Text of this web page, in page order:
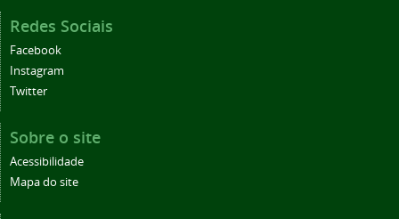
Redes Sociais
Facebook
Instagram
Twitter
Sobre o site
Acessibilidade
Mapa do site